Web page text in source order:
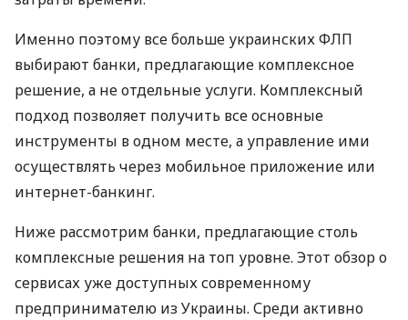
Именно поэтому все больше украинских ФЛП
выбирают банки, предлагающие комплексное
решение, а не отдельные услуги. Комплексный
подход позволяет получить все основные
инструменты в одном месте, а управление ими
осуществлять через мобильное приложение или
интернет-банкинг.
Ниже рассмотрим банки, предлагающие столь
комплексные решения на топ уровне. Этот обзор о
сервисах уже доступных современному
предпринимателю из Украины. Среди активно